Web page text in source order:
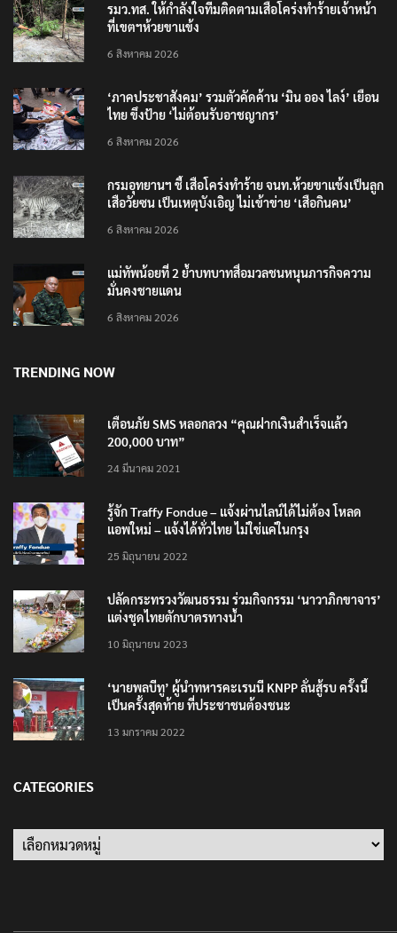
รมว.ทส. ให้กำลังใจทีมติดตามเสือโคร่งทำร้ายเจ้าหน้า
ที่เขตฯห้วยขาแข้ง
6 สิงหาคม 2026
‘ภาคประชาสังคม’ รวมตัวคัดค้าน ‘มิน ออง ไลง์’ เยือน
ไทย ขึงป้าย ‘ไม่ต้อนรับอาชญากร’
6 สิงหาคม 2026
กรมอุทยานฯ ชี้ เสือโคร่งทำร้าย จนท.ห้วยขาแข้งเป็นลูก
เสือวัยซน เป็นเหตุบังเอิญ ไม่เข้าข่าย ‘เสือกินคน’
6 สิงหาคม 2026
แม่ทัพน้อยที่ 2 ย้ำบทบาทสื่อมวลชนหนุนภารกิจความ
มั่นคงชายแดน
6 สิงหาคม 2026
TRENDING NOW
เตือนภัย SMS หลอกลวง “คุณฝากเงินสำเร็จแล้ว
200,000 บาท”
24 มีนาคม 2021
รู้จัก Traffy Fondue – แจ้งผ่านไลน์ได้ไม่ต้อง โหลด
แอพใหม่ – แจ้งได้ทั่วไทย ไม่ใช่แค่ในกรุง
25 มิถุนายน 2022
ปลัดกระทรวงวัฒนธรรม ร่วมกิจกรรม ‘นาวาภิกขาจาร’
แต่งชุดไทยตักบาตรทางน้ำ
10 มิถุนายน 2023
‘นายพลบีทู’ ผู้นำทหารคะเรนนี KNPP ลั่นสู้รบ ครั้งนี้
เป็นครั้งสุดท้าย ที่ประชาชนต้องชนะ
13 มกราคม 2022
CATEGORIES
Categories